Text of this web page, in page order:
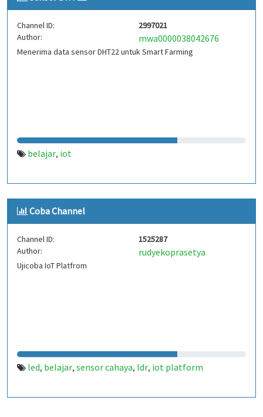
Channel ID:
2997021
Author:
mwa0000038042676
Menerima data sensor DHT22 untuk Smart Farming
belajar, iot
Coba Channel
Channel ID:
1525287
Author:
rudyekoprasetya
Ujicoba IoT Platfrom
led, belajar, sensor cahaya, ldr, iot platform